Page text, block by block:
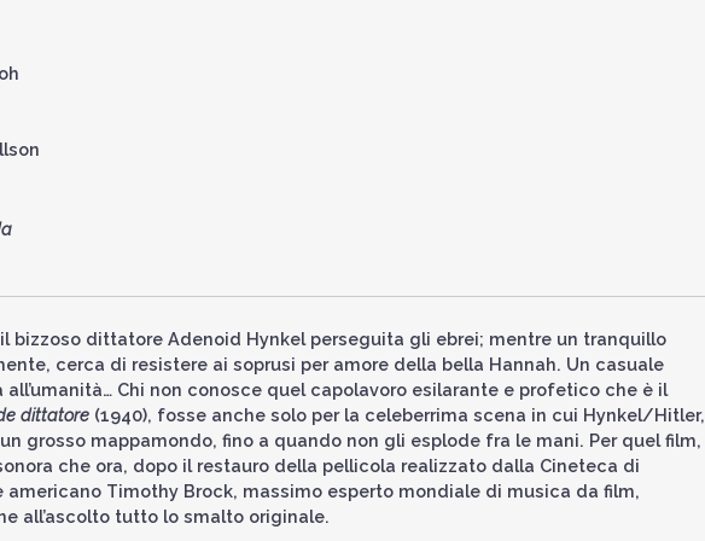
bizzoso dittatore Adenoid Hynkel perseguita gli ebrei; mentre un tranquillo
cerca di resistere ai soprusi per amore della bella Hannah. Un casuale
Chi non conosce quel capolavoro esilarante e profetico che è il
dittatore (1940), fosse anche solo per la celeberrima scena in cui Hynkel/Hitler,
grosso mappamondo, fino a quando non gli esplode fra le mani. Per quel film,
che ora, dopo il restauro della pellicola realizzato dalla Cineteca di
Timothy Brock, massimo esperto mondiale di musica da film,
all’ascolto tutto lo smalto originale.